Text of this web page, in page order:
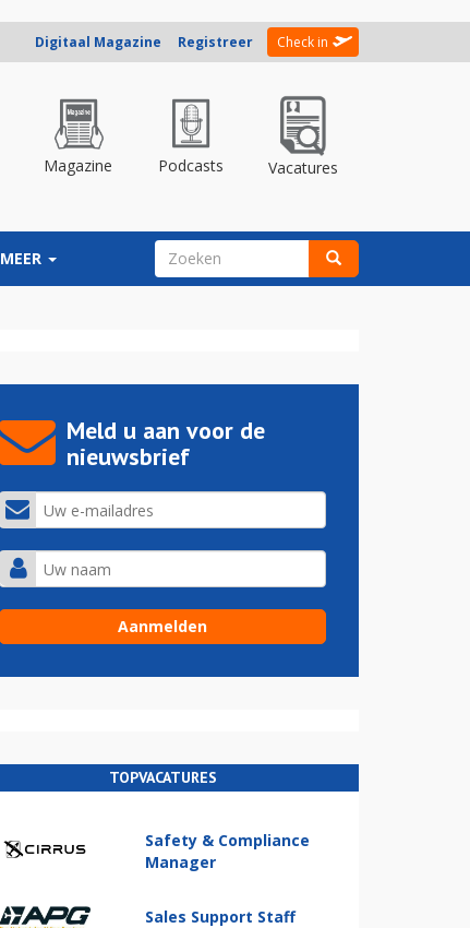
Digitaal Magazine Registreer Check in
Magazine Podcasts Vacatures
MEER ZOEKVELD
Meld u aan voor de
nieuwsbrief
TOPVACATURES
Safety & Compliance
Manager
Sales Support Staff